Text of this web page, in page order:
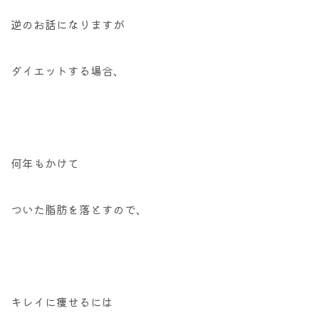
逆のお話になりますが
ダイエットする場合、
何年もかけて
ついた脂肪を落とすので、
キレイに痩せるには